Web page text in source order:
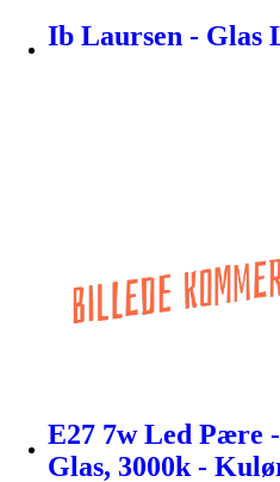
Ib Laursen - Glas
E27 7w Led Pære
Glas, 3000k -